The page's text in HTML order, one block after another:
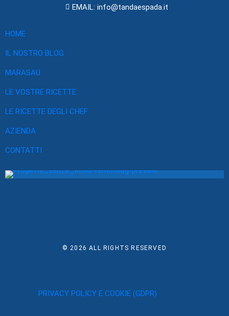
EMAIL: info@tandaespada.it
HOME
IL NOSTRO BLOG
MARASAU
LE VOSTRE RICETTE
LE RICETTE DEGLI CHEF
AZIENDA
CONTATTI
© 2026ALL RIGHTS RESERVED
PRIVACY POLICY E COOKIE (GDPR)